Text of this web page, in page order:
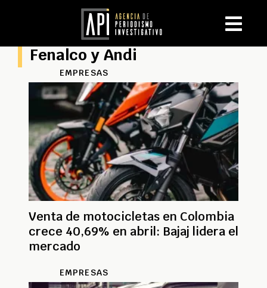
Fenalco y Andi
EMPRESAS
Venta de motocicletas en Colombia
crece 40,69% en abril: Bajaj lidera el
mercado
EMPRESAS